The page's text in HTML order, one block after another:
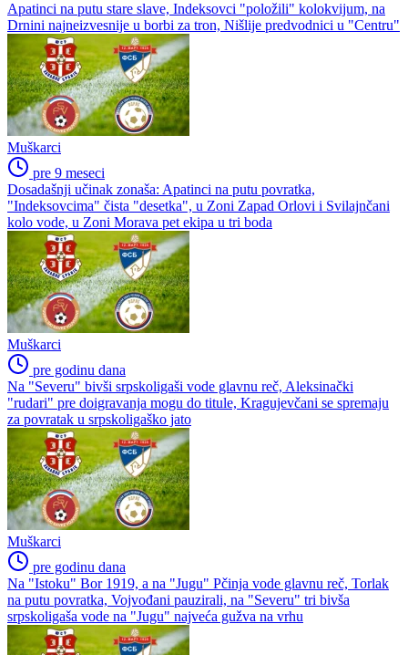
Apatinci na putu stare slave, Indeksovci "položili" kolokvijum, na
Drnini najneizvesnije u borbi za tron, Nišlije predvodnici u "Centru"
Muškarci
pre 9 meseci
Dosadašnji učinak zonaša: Apatinci na putu povratka,
"Indeksovcima" čista "desetka", u Zoni Zapad Orlovi i Svilajnčani
kolo vode, u Zoni Morava pet ekipa u tri boda
Muškarci
pre godinu dana
Na "Severu" bivši srpskoligaši vode glavnu reč, Aleksinački
"rudari" pre doigravanja mogu do titule, Kragujevčani se spremaju
za povratak u srpskoligaško jato
Muškarci
pre godinu dana
Na "Istoku" Bor 1919, a na "Jugu" Pčinja vode glavnu reč, Torlak
na putu povratka, Vojvođani pauzirali, na "Severu" tri bivša
srpskoligaša vode na "Jugu" najveća gužva na vrhu